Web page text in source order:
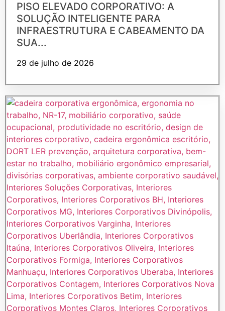
PISO ELEVADO CORPORATIVO: A
SOLUÇÃO INTELIGENTE PARA
INFRAESTRUTURA E CABEAMENTO DA
SUA...
29 de julho de 2026